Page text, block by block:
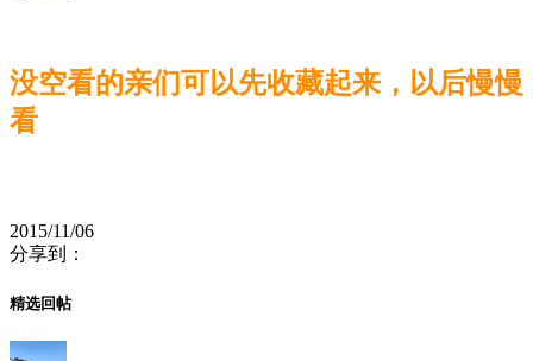
没空看的亲们可以先收藏起来，以后慢慢
看
2015/11/06
分享到：
精选回帖